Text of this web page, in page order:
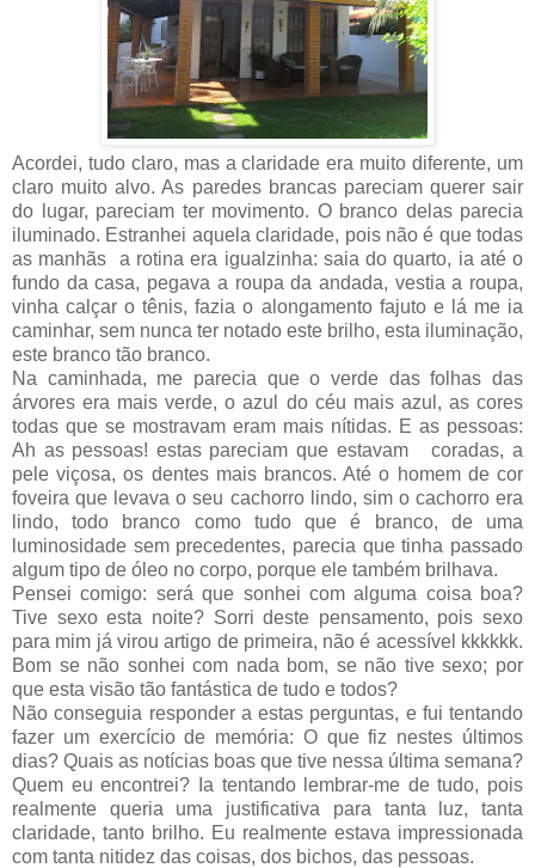
Acordei, tudo claro, mas a claridade era muito diferente, um
claro muito alvo. As paredes brancas pareciam querer sair
do lugar, pareciam ter movimento. O branco delas parecia
iluminado. Estranhei aquela claridade, pois não é que todas
as manhãs
a rotina era igualzinha: saia do quarto, ia até o
fundo da casa, pegava a roupa da andada, vestia a roupa,
vinha calçar o tênis, fazia o alongamento fajuto e lá me ia
caminhar, sem nunca ter notado este brilho, esta iluminação,
este branco tão branco.
Na caminhada, me parecia que o verde das folhas das
árvores era mais verde, o azul do céu mais azul, as cores
todas que se mostravam eram mais nítidas. E as pessoas:
Ah as pessoas! estas pareciam que estavam
coradas, a
pele viçosa, os dentes mais brancos. Até o homem de cor
foveira que levava o seu cachorro lindo, sim o cachorro era
lindo, todo branco como tudo que é branco, de uma
luminosidade sem precedentes, parecia que tinha passado
algum tipo de óleo no corpo, porque ele também brilhava.
Pensei comigo: será que sonhei com alguma coisa boa?
Tive sexo esta noite? Sorri deste pensamento, pois sexo
para mim já virou artigo de primeira, não é acessível kkkkkk.
Bom se não sonhei com nada bom, se não tive sexo; por
que esta visão tão fantástica de tudo e todos?
Não conseguia responder a estas perguntas, e fui tentando
fazer um exercício de memória: O que fiz nestes últimos
dias? Quais as notícias boas que tive nessa última semana?
Quem eu encontrei? Ia tentando lembrar-me de tudo, pois
realmente queria uma justificativa para tanta luz, tanta
claridade, tanto brilho. Eu realmente estava impressionada
com tanta nitidez das coisas, dos bichos, das pessoas.